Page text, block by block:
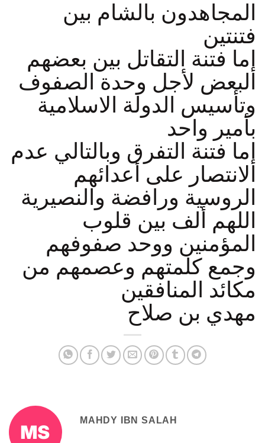
المجاهدون بالشام بين
فتنتين
إما فتنة التقاتل بين بعضهم
البعض لأجل وحدة الصفوف
وتأسيس الدولة الاسلامية
بأمير واحد
إما فتنة التفرق وبالتالي عدم
الانتصار على أعدائهم
الروسية ورافضة والنصيرية
اللهم ألف بين قلوب
المؤمنين ووحد صفوفهم
وجمع كلمتهم وعصمهم من
مكائد المنافقين
مهدي بن صلاح
MAHDY IBN SALAH